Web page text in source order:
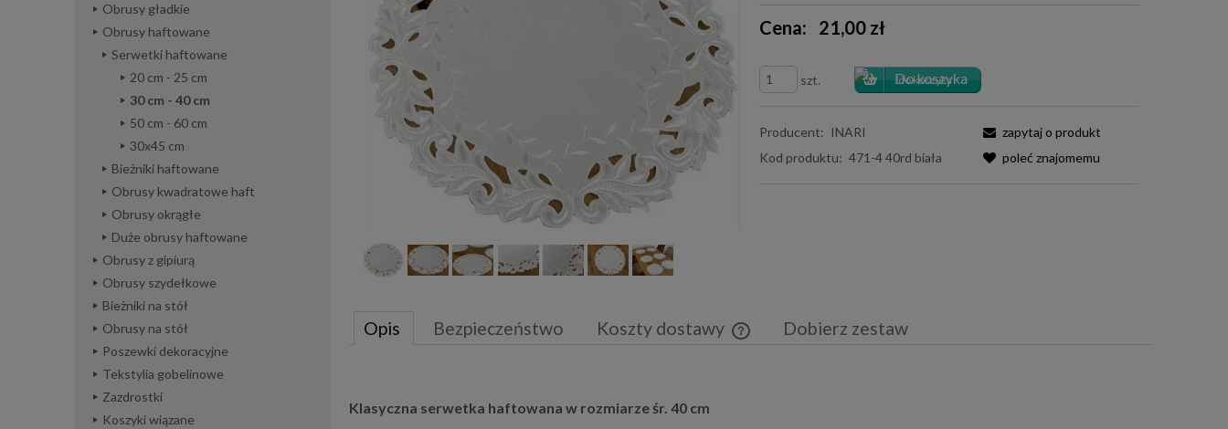
Obrusy gładkie
Obrusy haftowane
Serwetki haftowane
20 cm - 25 cm
30 cm - 40 cm
50 cm - 60 cm
30x45 cm
Bieżniki haftowane
Obrusy kwadratowe haft
Obrusy okrągłe
Duże obrusy haftowane
Obrusy z gipiurą
Obrusy szydełkowe
Bieżniki na stół
Obrusy na stół
Poszewki dekoracyjne
Tekstylia gobelinowe
Zazdrostki
Koszyki wiązane
płatności
Cena: 21,00 zł
szt.
Producent: INARI
Kod produktu: 471-4 40rd biała
zapytaj o produkt
poleć znajomemu
Opis Bezpieczeństwo Koszty dostawy Dobierz zestaw
Klasyczna serwetka haftowana w rozmiarze śr. 40 cm